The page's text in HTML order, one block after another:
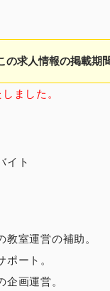
の求人情報の掲載期
ました。
イト
室運営の補助。
ート。
画運営。